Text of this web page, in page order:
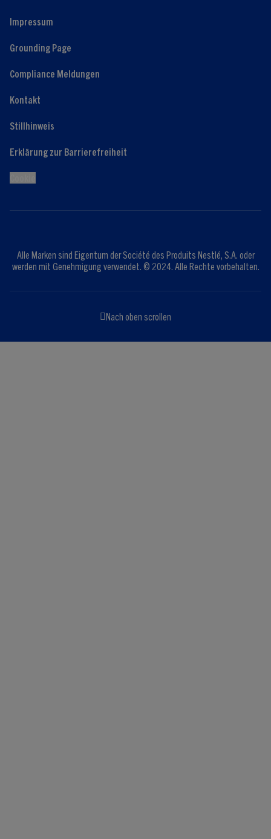
Impressum
Grounding Page
Compliance Meldungen
Kontakt
Stillhinweis
Erklärung zur Barrierefreiheit
Alle Marken sind Eigentum der Société des Produits Nestlé, S.A. oder
werden mit Genehmigung verwendet. © 2024. Alle Rechte vorbehalten.
Nach oben scrollen